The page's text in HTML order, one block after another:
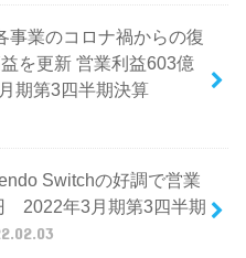
事業のコロナ禍からの復
を更新 営業利益603億
期第3四半期決算
Switchの好調で営業
2022年3月期第3四半期